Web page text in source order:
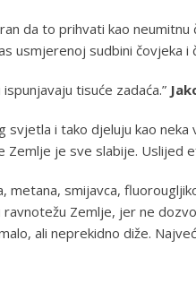
da to prihvati kao
usmjerenoj sudbini čovjeka i
tisuće zadaća.”
svjetla i tako djeluju kao
Zemlje je sve slabije. Uslijed
metana, smijavca,
ravnotežu Zemlje, jer ne
ali neprekidno diže.